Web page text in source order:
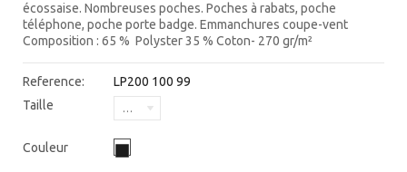
écossaise. Nombreuses poches. Poches à rabats, poche
téléphone, poche porte badge. Emmanchures coupe-vent
Composition : 65 % Polyster 35 % Coton- 270 gr/m²
Reference:
LP200 100 99
Taille
XXL
Couleur